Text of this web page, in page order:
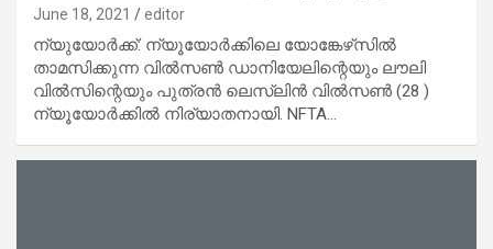
June 18, 2021 editor
ന്യുയോര്‍ക്ക്: ന്യൂയോര്‍ക്കിലെ യോങ്കേഴ്‌സില്‍
താമസിക്കുന്ന വില്‍സണ്‍ ഡാനിയേലിന്റെയും ലൗലി
വില്‍സിന്റെയും പുത്രന്‍ ലെസ്ലിന്‍ വില്‍സണ്‍ (28 )
ന്യൂയോര്‍ക്കില്‍ നിര്യാതനായി. NFTA…